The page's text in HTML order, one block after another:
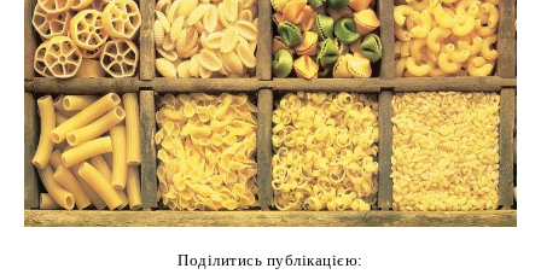
Поділитись публікацією: